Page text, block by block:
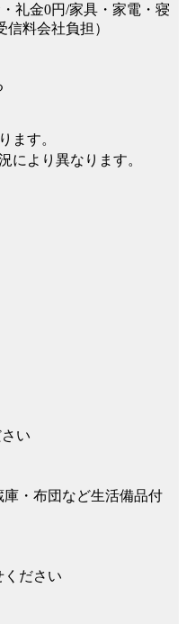
礼金0円/家具・家電・寝
料会社負担）
ます。
により異なります。
い
・布団など生活備品付
ださい